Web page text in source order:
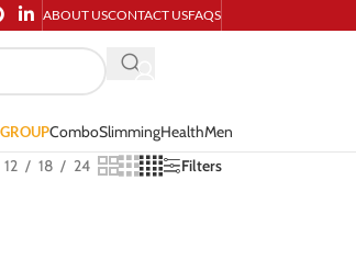
ABOUT USCONTACT USFAQS
ComboSlimmingHealthMen
12 18 24 Filters